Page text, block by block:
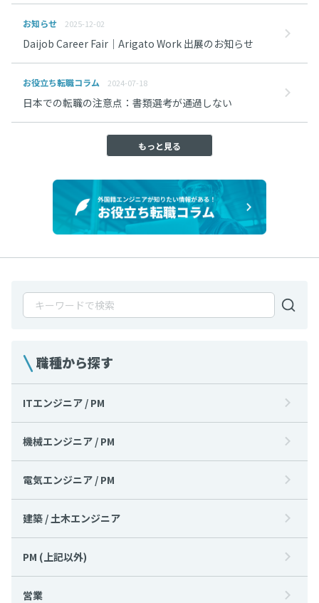
職種から探す
ITエンジニア / PM
機械エンジニア / PM
電気エンジニア / PM
建築 / 土木エンジニア
PM (上記以外)
営業
お知らせ 2025-12-02
Daijob Career Fair｜Arigato Work 出展のお知らせ
お役立ち転職コラム 2024-07-18
日本での転職の注意点：書類選考が通過しない
もっと見る